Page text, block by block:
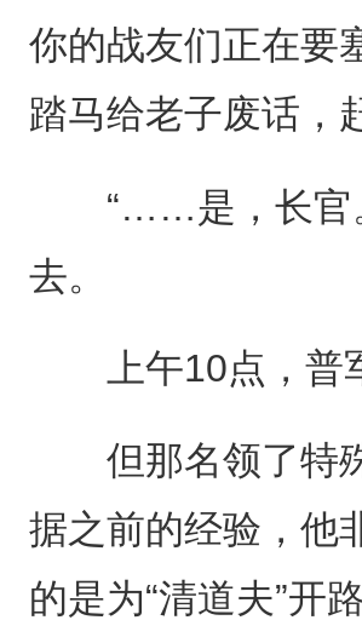
你的战友们正在要
踏马给老子废话，
“……是，长官。
去。
上午10点，普
但那名领了特殊
据之前的经验，他
的是为“清道夫”开